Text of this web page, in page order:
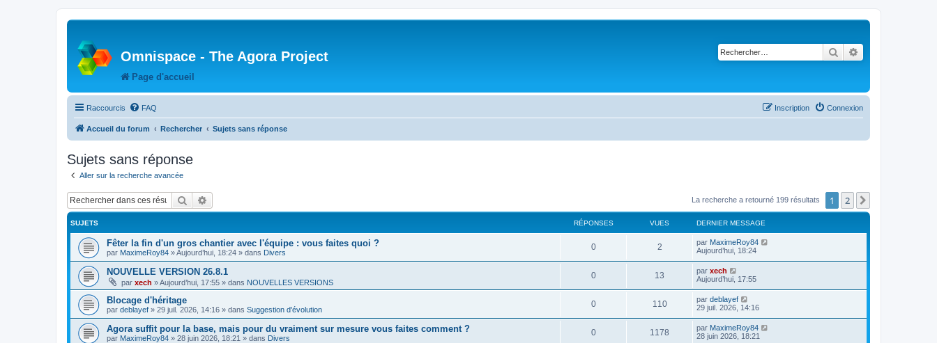
Omnispace - The Agora Project
Page d'accueil
Rechercher
Raccourcis FAQ Connexion
Inscription
Accueil du forum Rechercher Sujets sans réponse
Sujets sans réponse
Aller sur la recherche avancée
Rechercher La recherche a retourné 199 résultats 1 2
SUJETS RÉPONSES VUES DERNIER MESSAGE
Fêter la fin d'un gros chantier avec l'équipe : vous faites quoi ?
par MaximeRoy84 »Aujourd’hui, 18:24 » dans Divers
0 2 par MaximeRoy84
Aujourd’hui, 18:24
NOUVELLE VERSION 26.8.1
par xech »Aujourd’hui, 17:55 » dans NOUVELLES VERSIONS
0 13 par xech
Aujourd’hui, 17:55
Blocage d'héritage
par deblayef » 29 juil. 2026, 14:16 » dans Suggestion d'évolution
0 110 par deblayef
29 juil. 2026, 14:16
Agora suffit pour la base, mais pour du vraiment sur mesure vous faites comment ?
par MaximeRoy84 » 28 juin 2026, 18:21 » dans Divers
0 1178 par MaximeRoy84
28 juin 2026, 18:21